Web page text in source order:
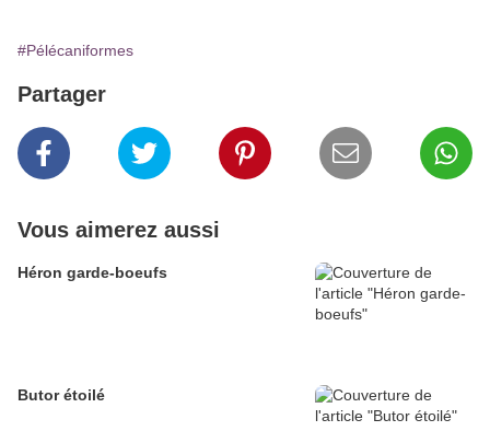
#Pélécaniformes
Partager
Vous aimerez aussi
Héron garde-boeufs
Butor étoilé